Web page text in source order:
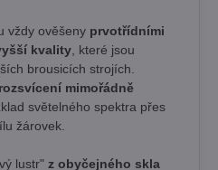
vždy ověšeny prvotřídními
kvality, které jsou
brousicích strojích.
mimořádně
světelného spektra přes
žárovek.
lustr" z obyčejného skla